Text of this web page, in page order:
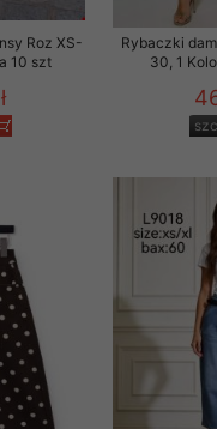
Roz XS-
10 szt
Rybaczki
30, 1